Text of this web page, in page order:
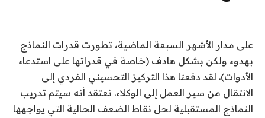
على مدار الأشهر السبعة الماضية، تطورت قدرات النماذج
بهدوء ولكن بشكل هادف (خاصة في قدراتها على استدعاء
الأدوات). لقد دفعنا هذا التركيز التحسيني الفردي إلى
الانتقال من سير العمل إلى الوكلاء. نعتقد أنه سيتم تدريب
النماذج المستقبلية لحل نقاط الضعف الحالية التي يواجهها